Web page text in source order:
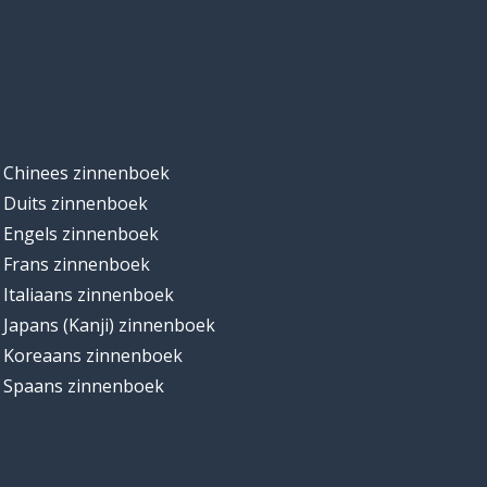
Chinees zinnenboek
Duits zinnenboek
Engels zinnenboek
Frans zinnenboek
Italiaans zinnenboek
Japans (Kanji) zinnenboek
Koreaans zinnenboek
Spaans zinnenboek